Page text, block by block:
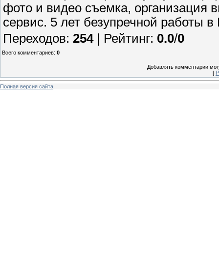
фото и видео съемка, организация
сервис. 5 лет безупречной работы
Переходов: 254| Рейтинг: 0.0/0
Всего комментариев: 0
Добавлять комментарии
[
Полная версия сайта